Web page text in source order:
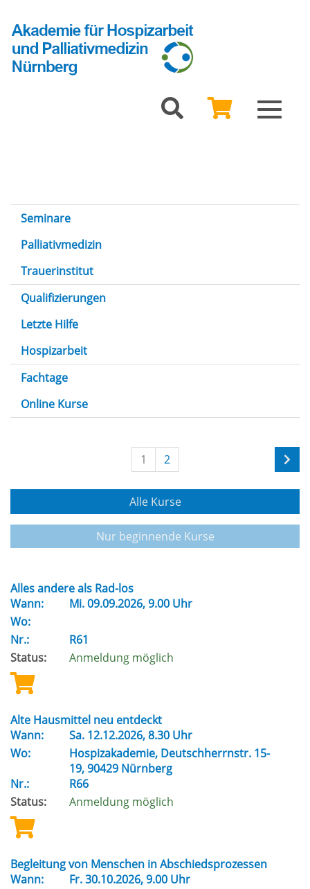
Toggle
Seminare
Palliativmedizin
Trauerinstitut
Qualifizierungen
Letzte Hilfe
Hospizarbeit
Fachtage
Online Kurse
1 2
Alle Kurse
Nur beginnende Kurse
Alles andere als Rad-los
Wann:
Mi.09.09.2026, 9.00 Uhr
Wo:
Nr.:
R61
Status:
Anmeldung möglich
Alte Hausmittel neu entdeckt
Wann:
Sa. 12.12.2026, 8.30 Uhr
Wo:
Hospizakademie, Deutschherrnstr. 15-
19, 90429 Nürnberg
Nr.:
R66
Status:
Anmeldung möglich
Begleitung von Menschen in Abschiedsprozessen
Wann:
Fr.30.10.2026, 9.00 Uhr